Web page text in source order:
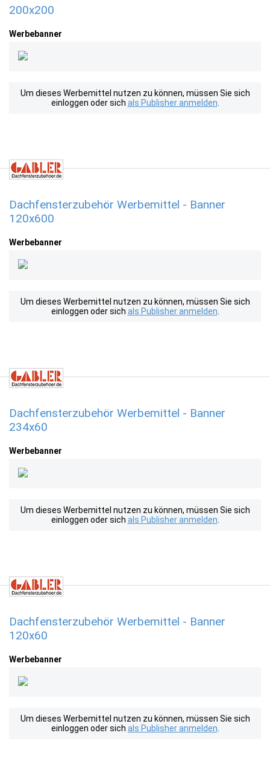
200x200
Werbebanner
Um dieses Werbemittel nutzen zu können, müssen Sie sich
einloggen oder sich als Publisher anmelden
Dachfensterzubehör Werbemittel - Banner
120x600
Werbebanner
Um dieses Werbemittel nutzen zu können, müssen Sie sich
einloggen oder sich als Publisher anmelden
Dachfensterzubehör Werbemittel - Banner
234x60
Werbebanner
Um dieses Werbemittel nutzen zu können, müssen Sie sich
einloggen oder sich als Publisher anmelden
Dachfensterzubehör Werbemittel - Banner
120x60
Werbebanner
Um dieses Werbemittel nutzen zu können, müssen Sie sich
einloggen oder sich als Publisher anmelden